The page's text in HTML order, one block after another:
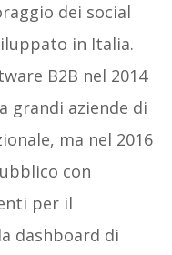
dei social
in Italia.
B2B nel 2014
grandi aziende di
ma nel 2016
con
per il
dashboard di